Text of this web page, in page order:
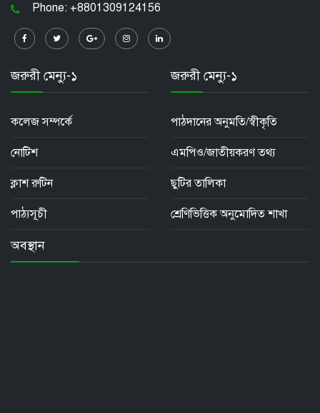
Phone: +8801309124156
জরুরী মেন্যু-১
কলেজ সম্পর্কে
নোটিশ
ক্লাশ রুটিন
পাঠ্যসূচী
জরুরী মেন্যু-১
পাঠদানের অনুমতি/স্বীকৃতি
এমপিও/জাতীয়করণ তথ্য
ছুটির তালিকা
শ্রেণিভিত্তিক অনুমোদিত শাখা
অবস্থান